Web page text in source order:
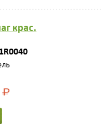
крас.
Р